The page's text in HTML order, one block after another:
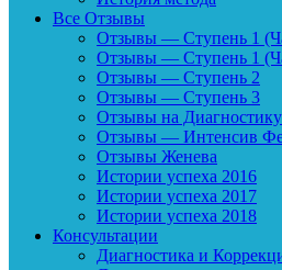
Все Отзывы
Отзывы — Ступень 1
Отзывы — Ступень 1
Отзывы — Ступень 2
Отзывы — Ступень 3
Отзывы на
Отзывы — Интенсив
Отзывы Женева
Истории успеха 2016
Истории успеха 2017
Истории успеха 2018
Консультации
Диагностика и